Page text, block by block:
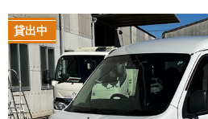
貸出中